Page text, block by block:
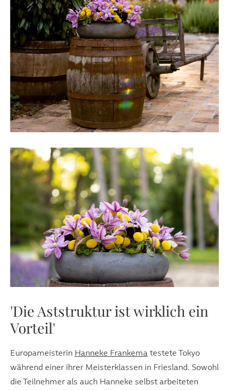
'Die Aststruktur ist wirklich ein
Vorteil'
Europameisterin Hanneke Frankema testete Tokyo
während einer ihrer Meisterklassen in Friesland. Sowohl
die Teilnehmer als auch Hanneke selbst arbeiteten